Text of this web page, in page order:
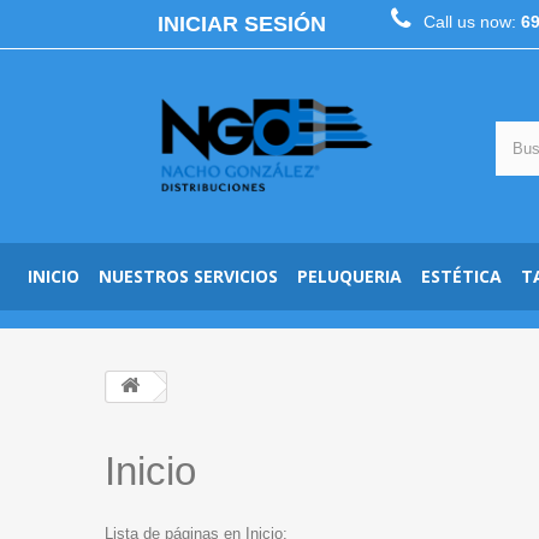
INICIAR SESIÓN Call us now:
INICIO NUESTROS SERVICIOS PELUQUERIA ESTÉTICA
Inicio
Lista de páginas en Inicio: